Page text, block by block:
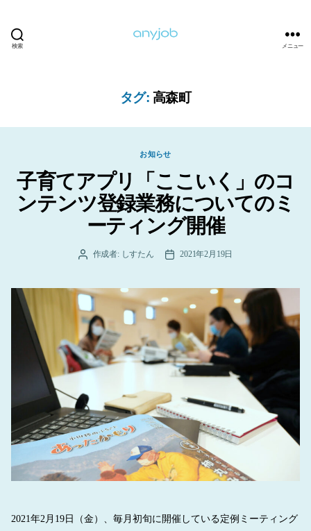
検索 メニュー
タグ: 高森町
カ
ゴ
リ
ー
お知らせ
子育てアプリ「ここいく」のコ
ンテンツ登録業務についてのミ
ーティング開催
投 作成者: しすたん
投 2021年2月19日
2021年2月19日（金）、毎月初旬に開催している定例ミーティング